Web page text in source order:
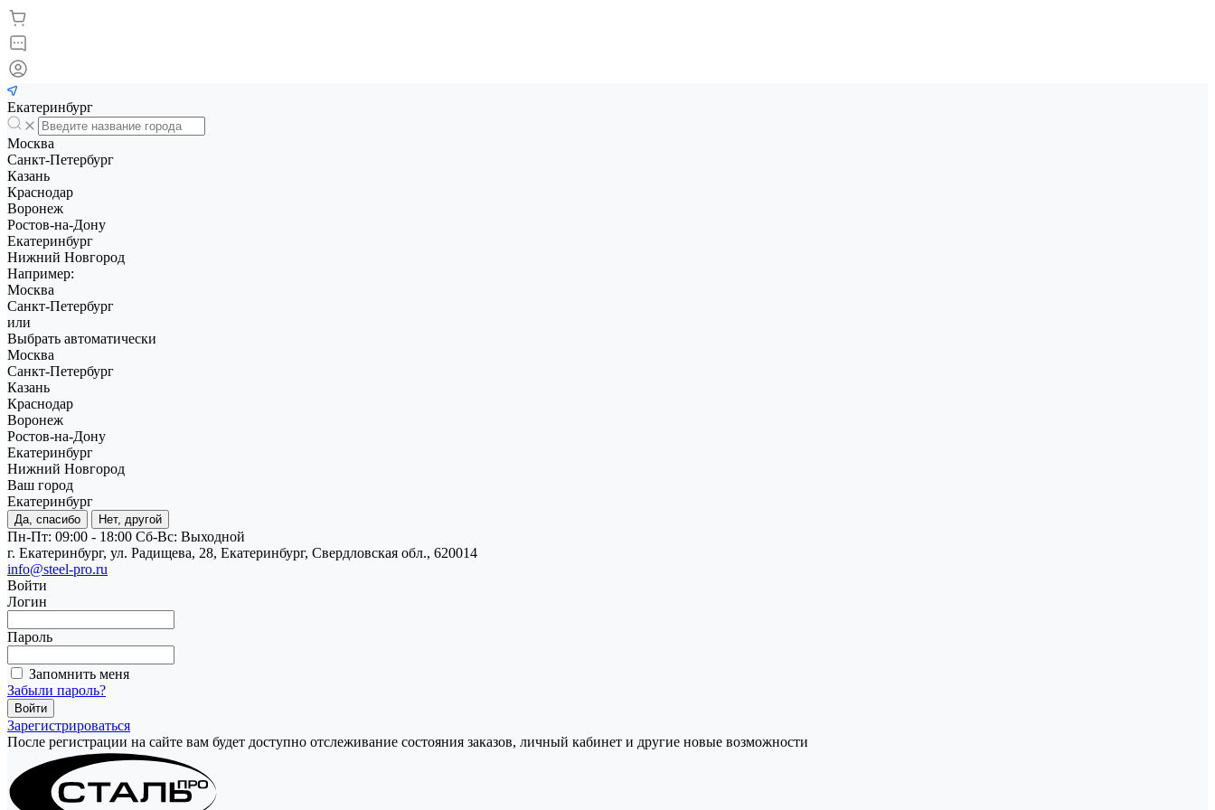
Екатеринбург
Москва
Санкт-Петербург
Казань
Краснодар
Воронеж
Ростов-на-Дону
Екатеринбург
Нижний Новгород
Например:
Москва
Санкт-Петербург
или
Выбрать автоматически
Москва
Санкт-Петербург
Казань
Краснодар
Воронеж
Ростов-на-Дону
Екатеринбург
Нижний Новгород
Ваш город
Екатеринбург
Да, спасибо Нет, другой
Пн-Пт: 09:00 - 18:00 Cб-Вс: Выходной
г. Екатеринбург, ул. Радищева, 28, Екатеринбург, Свердловская обл., 620014
info@steel-pro.ru
Войти
Логин
Пароль
Запомнить меня
Забыли пароль?
Зарегистрироваться
После регистрации на сайте вам будет доступно отслеживание состояния заказов, личный кабинет и другие новые возможности